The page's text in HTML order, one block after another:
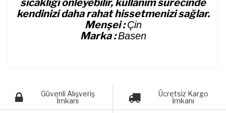
kendinizi daha rahat hissetmenizi sağlar.
Menşei :Çin
Marka :Basen
Güvenli Alışveriş
İmkanı
Ücretsiz Kargo
İmkanı